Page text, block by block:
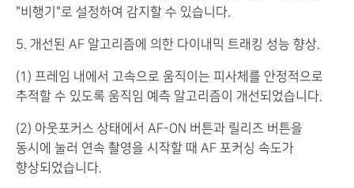
"비행기"로 설정하여 감지할 수 있습니다.
5. 개선된 AF 알고리즘에 의한 다이내믹 트래킹 성능 향상.
(1) 프레임 내에서 고속으로 움직이는 피사체를 안정적으로
추적할 수 있도록 움직임 예측 알고리즘이 개선되었습니다.
(2) 아웃포커스 상태에서 AF-ON 버튼과 릴리즈 버튼을
동시에 눌러 연속 촬영을 시작할 때 AF 포커싱 속도가
향상되었습니다.